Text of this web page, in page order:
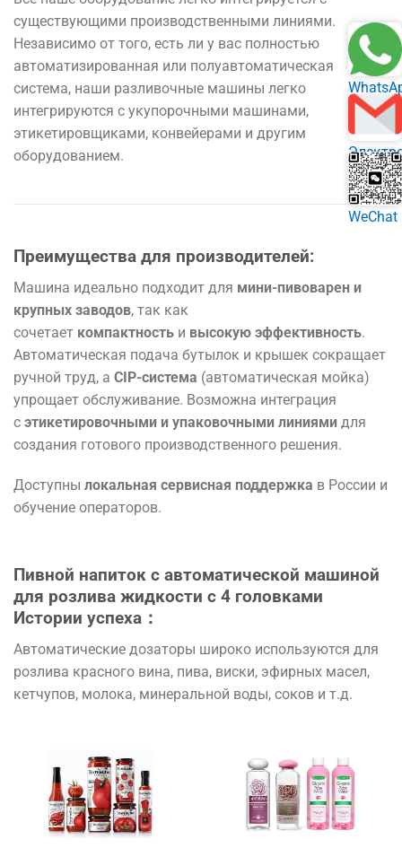
существующими производственными линиями.
Независимо от того, есть ли у вас полностью
автоматизированная или полуавтоматическая
система, наши разливочные машины легко
интегрируются с укупорочными машинами,
этикетировщиками, конвейерами и другим
оборудованием.
Преимущества для производителей:
Машина идеально подходит для мини-пивоварен и
крупных заводов, так как
сочетает компактность и высокую эффективность.
Автоматическая подача бутылок и крышек сокращает
ручной труд, а CIP-система (автоматическая мойка)
упрощает обслуживание. Возможна интеграция
с этикетировочными и упаковочными линиями для
создания готового производственного решения.
Доступны локальная сервисная поддержка в России и
обучение операторов.
Пивной напиток с автоматической машиной
для розлива жидкости с 4 головками
Истории успеха ：
Автоматические дозаторы широко используются для
розлива красного вина, пива, виски, эфирных масел,
кетчупов, молока, минеральной воды, соков и т.д.
почта
WeChat